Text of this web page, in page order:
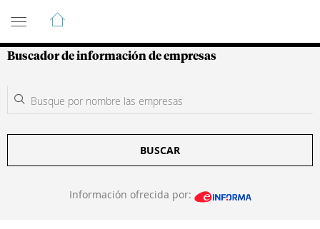
Guía de Empresas Colombianas
Buscador de información de empresas
BUSCAR
Información ofrecida por: